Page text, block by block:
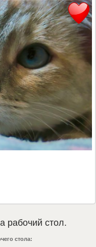
рабочий стол.
стола: